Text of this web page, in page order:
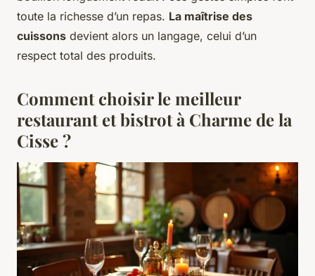
toute la richesse d’un repas. La maîtrise des
cuissons devient alors un langage, celui d’un
respect total des produits.
Comment choisir le meilleur
restaurant et bistrot à Charme de la
Cisse ?